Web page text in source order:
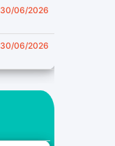
30/06/2026
30/06/2026